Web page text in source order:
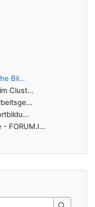
Bil...
Clust...
FORUM.I...